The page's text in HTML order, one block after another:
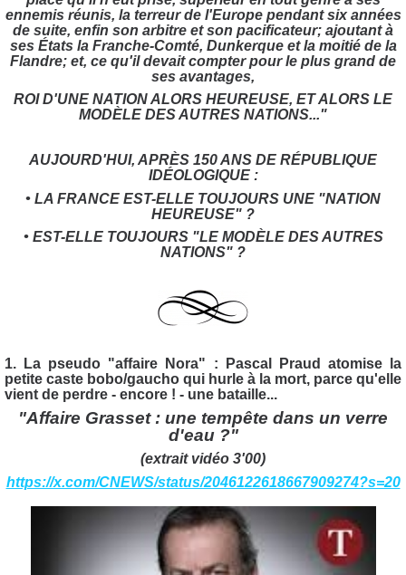
ennemis réunis, la terreur de l'Europe pendant six années
de suite, enfin son arbitre et son pacificateur; ajoutant à
ses États la Franche-Comté, Dunkerque et la moitié de la
Flandre; et, ce qu'il devait compter pour le plus grand de
ses avantages,
ROI D'UNE NATION ALORS HEUREUSE, ET ALORS LE
MODÈLE DES AUTRES NATIONS..."
AUJOURD'HUI, APRÈS 150 ANS DE RÉPUBLIQUE
IDÉOLOGIQUE :
• LA FRANCE EST-ELLE TOUJOURS UNE "NATION
HEUREUSE" ?
• EST-ELLE TOUJOURS "LE MODÈLE DES AUTRES
NATIONS" ?
1. La pseudo "affaire Nora" : Pascal Praud atomise la
petite caste bobo/gaucho qui hurle à la mort, parce qu'elle
vient de perdre - encore ! - une bataille...
"Affaire Grasset : une tempête dans un verre
d'eau ?"
(extrait vidéo 3'00)
https://x.com/CNEWS/status/2046122618667909274?s=20